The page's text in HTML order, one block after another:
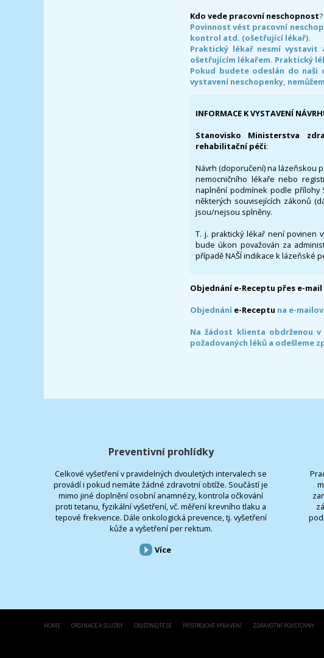
Kdo vede pracovní neschopnost?
Povinnost vést pracovní
kontrol atd. (ošetřující lékař).
Praktický lékař nesmí vystavit
ošetřujícím lékařem. Praktický
Pokud budete odeslán do naši
vystavení neschopenky,
INFORMACE K VYSTAVENÍ
Stanovisko Ministerstva
rehabilitační péči:
Návrh (doporučení) na lázeňskou
nemocničního lékaře nebo
naplnění podmínek podle přílohy
některých souvisejících zákonů
jsou/nejsou splněny.
T. j. praktický lékař není povinen
bude úkon považován za
případě NAŠÍ indikace k lázeňské
Objednání e-Receptu přes e-
Objednáníe-Receptu na e-
Na žádost klienta obdrženou
požadovaných léků a odešleme
Preventivní prohlídky
Celkové vyšetření v pravidelných dvouletých intervalech se
provádí i pokud nemáte žádné zdravotní obtíže. Součástí je
mimo jiné doplnění osobní anamnézy, kontrola očkování
proti tetanu, fyzikální vyšetření, vč. měření krevního tlaku a
tepové frekvence. Dále onkologická prevence, tj. vyšetření
kůže a vyšetření per rektum.
Více
HOME ORDINACE A SLUŽBY OBJEDNEJTE SE PŘÍSTROJOVÉ VYBAVENÍ ZDRAVOTNÍ POJIŠŤOVNY